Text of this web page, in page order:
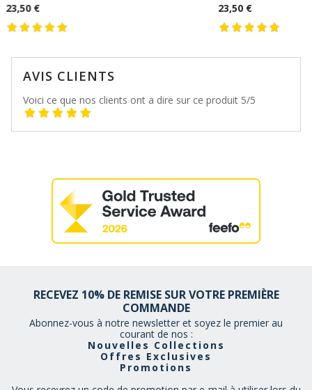
23,50 € 23,50 €
AVIS CLIENTS
Voici ce que nos clients ont a dire sur ce produit 5/5
RECEVEZ 10% DE REMISE SUR VOTRE PREMIÈRE
COMMANDE
Abonnez-vous à notre newsletter et soyez le premier au
courant de nos :
Nouvelles Collections
Offres Exclusives
Promotions